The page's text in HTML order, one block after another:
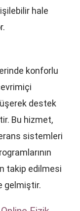
hale
konforlu
destek
Bu hizmet,
sistemleri
takip edilmesi
gelmiştir.